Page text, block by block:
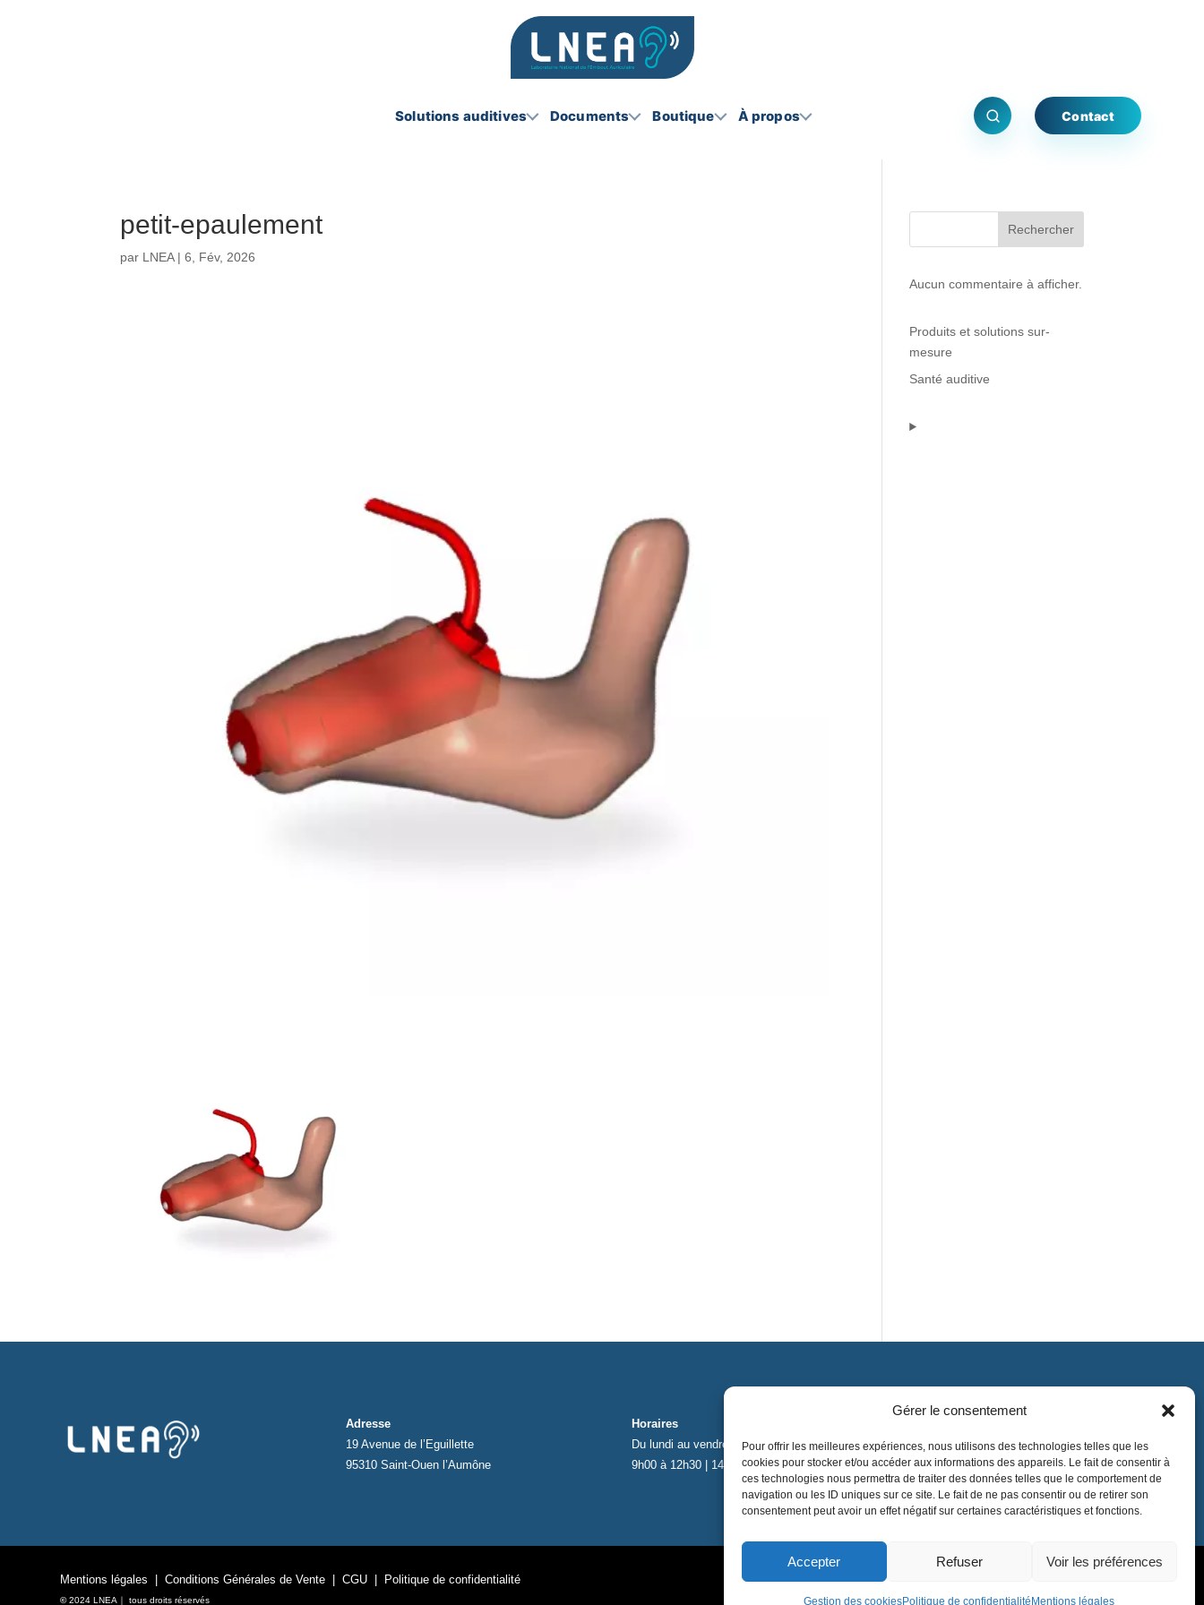
Gérer le consentement
Pour offrir les meilleures expériences, nous utilisons des technologies telles que les
cookies pour stocker et/ou accéder aux informations des appareils. Le fait de consentir à
ces technologies nous permettra de traiter des données telles que le comportement de
navigation ou les ID uniques sur ce site. Le fait de ne pas consentir ou de retirer son
consentement peut avoir un effet négatif sur certaines caractéristiques et fonctions.
Accepter Refuser Voir les préférences
Gestion des cookiesPolitique de confidentialité Mentions légales
Solutions auditives Documents Boutique À propos Contact
petit-epaulement
par LNEA|6, Fév, 2026
Rechercher
Aucun commentaire à afficher.
Produits et solutions sur-
mesure
Santé auditive
Adresse
19 Avenue de l’Eguillette
95310 Saint-Ouen l’Aumône
Horaires
Du lundi au vendredi
9h00 à 12h30 | 14h00 à 17h00
contact@lnea-audition.com
+33 (0)1 34 67 67 17
Mentions légales |Conditions Générales de Vente |CGU Politique de confidentialité
©2024 LNEA｜ tous droits réservés